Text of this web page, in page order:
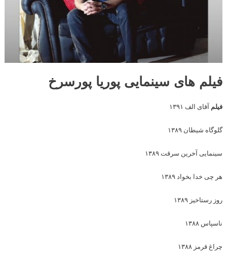
فیلم های سینمایی پوریا پورسرخ
فیلم آقای الف ۱۳۹۱
گلوگاه شیطان ۱۳۸۹
سینمایی آخرین سرقت ۱۳۸۹
هر چی خدا بخواد ۱۳۸۹
روز رستاخیز ۱۳۸۹
ناسپاس ۱۳۸۸
چراغ قرمز ۱۳۸۸